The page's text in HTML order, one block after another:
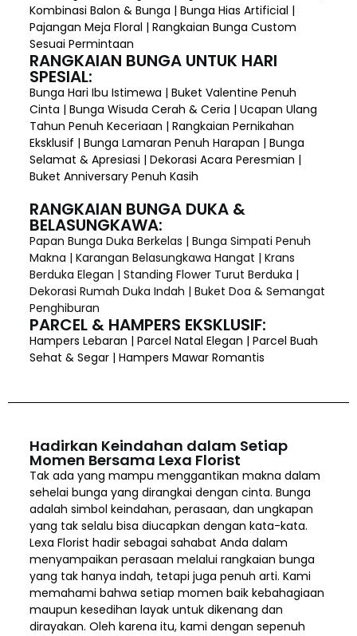
Kombinasi Balon & Bunga | Bunga Hias Artificial |
Pajangan Meja Floral | Rangkaian Bunga Custom
Sesuai Permintaan
RANGKAIAN BUNGA UNTUK HARI
SPESIAL:
Bunga Hari Ibu Istimewa | Buket Valentine Penuh
Cinta | Bunga Wisuda Cerah & Ceria | Ucapan Ulang
Tahun Penuh Keceriaan | Rangkaian Pernikahan
Eksklusif | Bunga Lamaran Penuh Harapan | Bunga
Selamat & Apresiasi | Dekorasi Acara Peresmian |
Buket Anniversary Penuh Kasih
RANGKAIAN BUNGA DUKA &
BELASUNGKAWA:
Papan Bunga Duka Berkelas | Bunga Simpati Penuh
Makna | Karangan Belasungkawa Hangat | Krans
Berduka Elegan | Standing Flower Turut Berduka |
Dekorasi Rumah Duka Indah | Buket Doa & Semangat
Penghiburan
PARCEL & HAMPERS EKSKLUSIF:
Hampers Lebaran | Parcel Natal Elegan | Parcel Buah
Sehat & Segar | Hampers Mawar Romantis
Hadirkan Keindahan dalam Setiap
Momen Bersama Lexa Florist
Tak ada yang mampu menggantikan makna dalam
sehelai bunga yang dirangkai dengan cinta. Bunga
adalah simbol keindahan, perasaan, dan ungkapan
yang tak selalu bisa diucapkan dengan kata-kata.
Lexa Florist hadir sebagai sahabat Anda dalam
menyampaikan perasaan melalui rangkaian bunga
yang tak hanya indah, tetapi juga penuh arti. Kami
memahami bahwa setiap momen baik kebahagiaan
maupun kesedihan layak untuk dikenang dan
dirayakan. Oleh karena itu, kami dengan sepenuh